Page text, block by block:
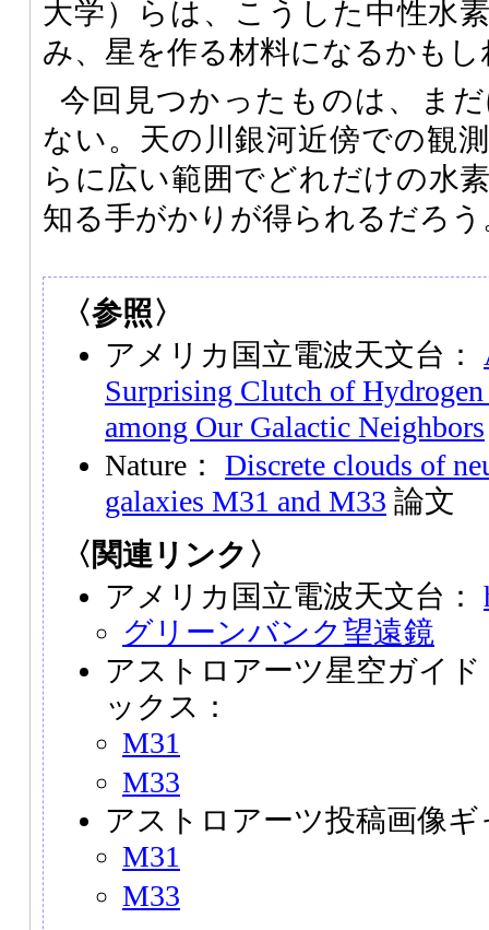
大学）らは、こうした中性水
み、星を作る材料になるかも
今回見つかったものは、ま
ない。天の川銀河近傍での観
らに広い範囲でどれだけの水
知る手がかりが得られるだろう
〈参照〉
アメリカ国立電波天文台：
Surprising Clutch of
among Our Galactic Neighbors
Nature： Discrete clouds of
galaxies M31 and M33 論文
〈関連リンク〉
アメリカ国立電波天文台：
グリーンバンク望遠鏡
アストロアーツ星空ガイ
ックス：
M31
M33
アストロアーツ投稿画像
M31
M33